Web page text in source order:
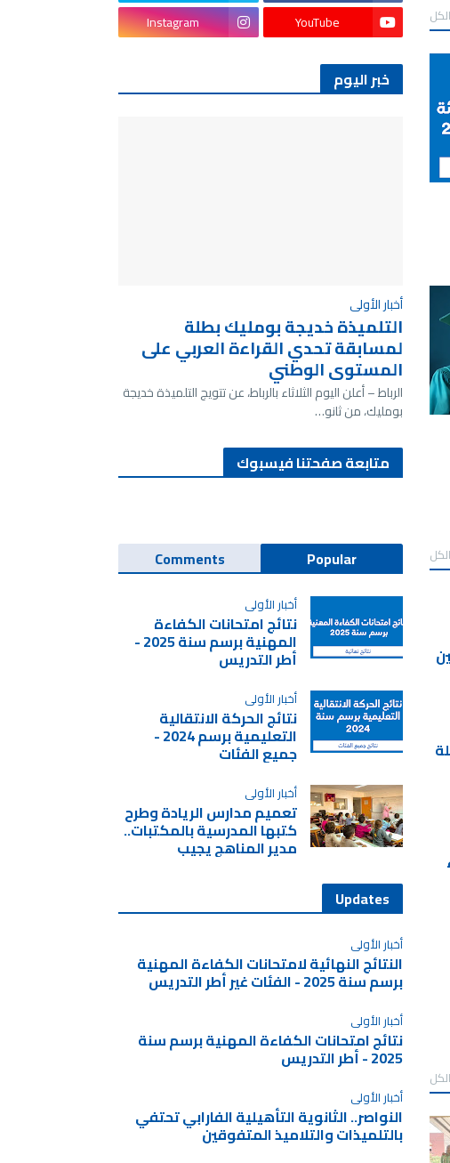
YouTube
Instagram
خبر اليوم
أخبار الأولى
التلميذة خديجة بومليك بطلة
لمسابقة تحدي القراءة العربي على
المستوى الوطني
الرباط – أعلن اليوم الثلاثاء بالرباط، عن تتويج التلميذة خديجة
بومليك، من ثانو…
متابعة صفحتنا فيسبوك
Popular
Comments
أخبار الأولى
نتائج امتحانات الكفاءة
المهنية برسم سنة 2025 -
أطر التدريس
أخبار الأولى
نتائج الحركة الانتقالية
التعليمية برسم 2024 -
جميع الفئات
أخبار الأولى
تعميم مدارس الريادة وطرح
كتبها المدرسية بالمكتبات..
مدير المناهج يجيب
Updates
أخبار الأولى
النتائج النهائية لامتحانات الكفاءة المهنية
برسم سنة 2025 - الفئات غير أطر التدريس
أخبار الأولى
نتائج امتحانات الكفاءة المهنية برسم سنة
2025 - أطر التدريس
أخبار الأولى
النواصر.. الثانوية التأهيلية الفارابي تحتفي
بالتلميذات والتلاميذ المتفوقين